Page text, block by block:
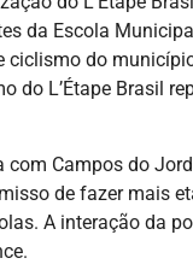
da Escola
ciclismo do
do L’Étape Brasil
com Campos do
de fazer mais
A interação da